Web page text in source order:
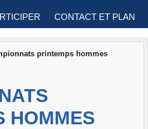
CONTACT ET PLAN
printemps hommes
HOMMES